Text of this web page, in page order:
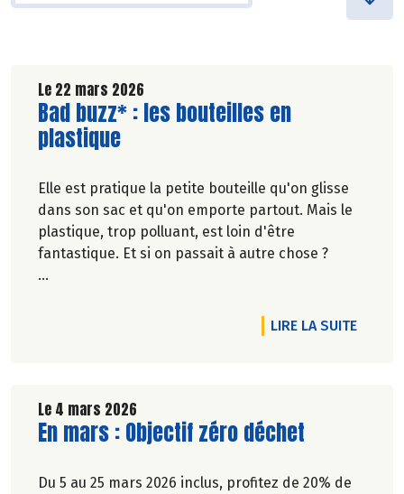
Le 22 mars 2026
Lire la suite de l'article
Bad buzz* : les bouteilles en
plastique
Elle est pratique la petite bouteille qu'on glisse
dans son sac et qu'on emporte partout. Mais le
plastique, trop polluant, est loin d'être
fantastique. Et si on passait à autre chose ?
LIRE LA SUITEDE
Le 4 mars 2026
Lire la suite de l'article
En mars : Objectif zéro déchet
Du 5 au 25 mars 2026 inclus, profitez de 20% de